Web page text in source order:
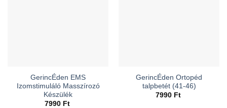
GerincÉden EMS
Izomstimuláló Masszírozó
Készülék
7990 Ft
GerincÉden Ortopéd
talpbetét (41-46)
7990 Ft